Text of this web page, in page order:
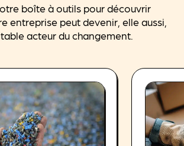
boîte à outils pour découvrir
entreprise peut devenir, elle aussi,
acteur du changement.